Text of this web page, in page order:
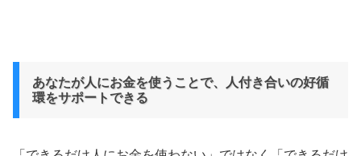
あなたが人にお金を使うことで、人付き合いの好循
環をサポートできる